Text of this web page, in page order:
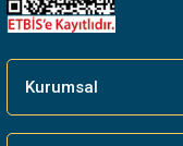
Kurumsal